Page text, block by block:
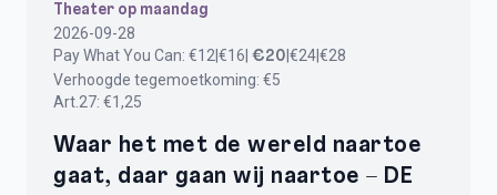
Theater op maandag
2026-09-28
Pay What You Can: €12|€16| €20|€24|€28
Verhoogde tegemoetkoming: €5
Art.27: €1,25
Waar het met de wereld naartoe
gaat, daar gaan wij naartoe – DE